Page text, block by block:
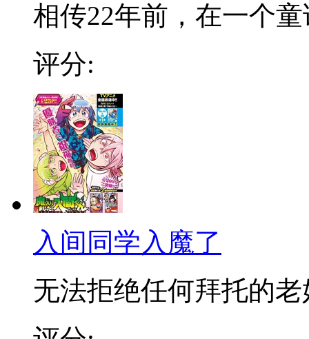
相传22年前，在一个
评分:
入间同学入魔了
无法拒绝任何拜托的老